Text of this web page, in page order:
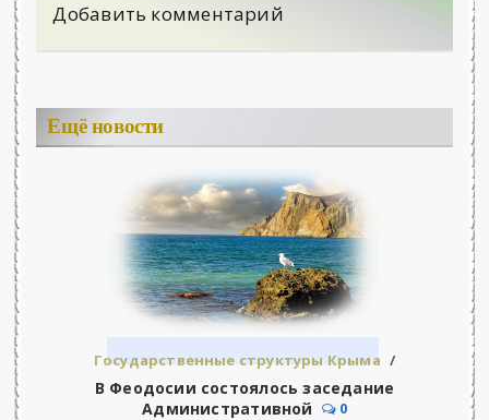
Добавить комментарий
Ещё новости
Государственные структуры Крыма /
Управление Федеральной Службы Судебных
Приставов
В Феодосии состоялось заседание
Административной
0